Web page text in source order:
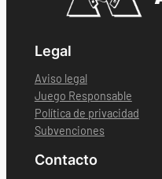
Legal
Aviso legal
Juego Responsable
Política de privacidad
Subvenciones
Contacto